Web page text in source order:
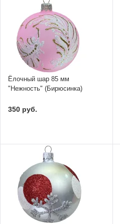
Ёлочный шар 85 мм
"Нежность" (Бирюсинка)
350 руб.